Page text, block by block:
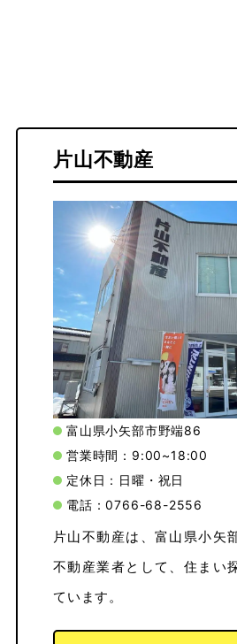
片山不動産
富山県小矢部市野端86
営業時間：9:00~18:00
定休日：日曜・祝日
電話：0766-68-2556
片山不動産は、富山県小矢
不動産業者として、住まい
ています。